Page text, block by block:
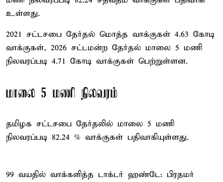
உள்ளது.
2021 சட்டசபை தேர்தல் மொத்த வாக்குகள் 4.63 கோடி
வாக்குகள், 2026 சட்டமன்ற தேர்தல் மாலை 5 மணி
நிலவரப்படி 4.71 கோடி வாக்குகள் பெற்றுள்ளன.
மாலை 5 மணி நிலவரம்
தமிழக சட்டசபை தேர்தலில் மாலை 5 மணி
நிலவரப்படி 82.24 % வாக்குகள் பதிவாகியுள்ளது.
99 வயதில் வாக்களித்த டாக்டர் ஹண்டே: பிரதமர்